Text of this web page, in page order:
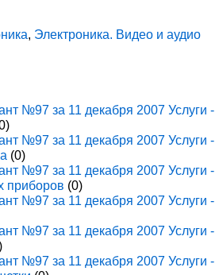
, Электроника. Видео и аудио
№97 за 11 декабря 2007 Услуги -
№97 за 11 декабря 2007 Услуги -
(0)
№97 за 11 декабря 2007 Услуги -
приборов (0)
№97 за 11 декабря 2007 Услуги -
№97 за 11 декабря 2007 Услуги -
№97 за 11 декабря 2007 Услуги -